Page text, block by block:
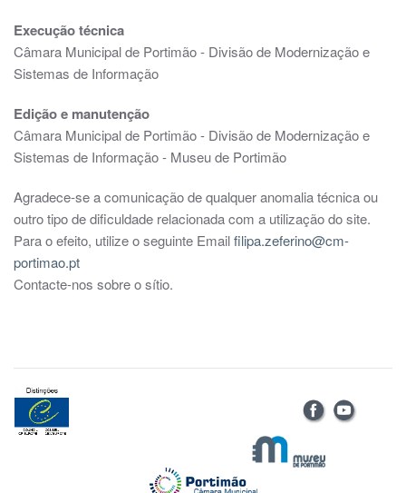
Execução técnica
Câmara Municipal de Portimão - Divisão de Modernização e
Sistemas de Informação
Edição e manutenção
Câmara Municipal de Portimão - Divisão de Modernização e
Sistemas de Informação - Museu de Portimão
Agradece-se a comunicação de qualquer anomalia técnica ou
outro tipo de dificuldade relacionada com a utilização do site.
Para o efeito, utilize o seguinte Emailfilipa.zeferino@cm-
portimao.pt
Contacte-nos sobre o sítio.